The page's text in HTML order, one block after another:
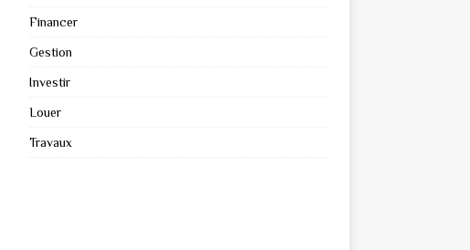
Financer
Gestion
Investir
Louer
Travaux